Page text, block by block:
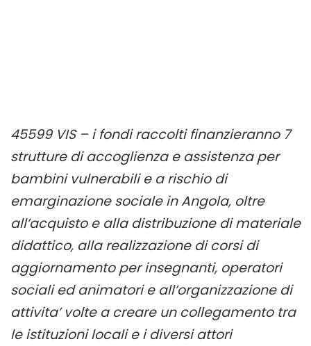
45599 VIS – i fondi raccolti finanzieranno 7
strutture di accoglienza e assistenza per
bambini vulnerabili e a rischio di
emarginazione sociale in Angola, oltre
all’acquisto e alla distribuzione di materiale
didattico, alla realizzazione di corsi di
aggiornamento per insegnanti, operatori
sociali ed animatori e all’organizzazione di
attivita’ volte a creare un collegamento tra
le istituzioni locali e i diversi attori